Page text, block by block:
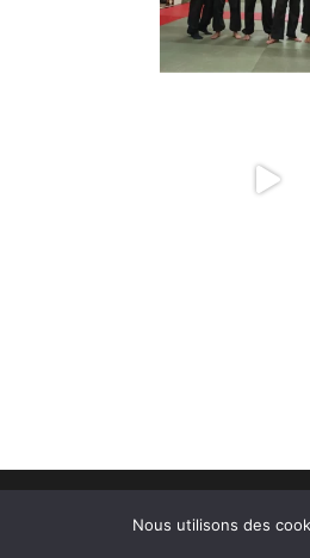
©2020
Nous utilisons des